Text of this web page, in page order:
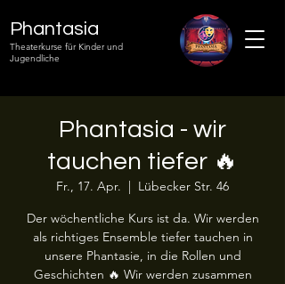
Phantasia
Theaterkurse für Kinder und
Jugendliche
Phantasia - wir
tauchen tiefer 🔥
Fr., 17. Apr.
  |
Lübecker Str. 46
Der wöchentliche Kurs ist da. Wir werden
als richtiges Ensemble tiefer tauchen in
unsere Phantasie, in die Rollen und
Geschichten 🔥 Wir werden zusammen